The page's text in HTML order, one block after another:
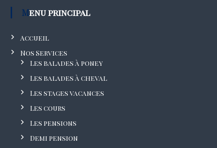
Menu principal
Accueil
Nos Services
Les balades à poney
Les balades à cheval
Les stages vacances
Les cours
Les pensions
Demi pension